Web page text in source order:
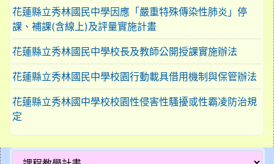
花蓮縣立秀林國民中學因應「嚴重特殊傳染性肺炎」停
課、補課(含線上)及評量實施計畫
花蓮縣立秀林國民中學校長及教師公開授課實施辦法
花蓮縣立秀林國民中學校園行動載具借用機制與保管辦法
花蓮縣立秀林國中學校校園性侵害性騷擾或性霸凌防治規
定